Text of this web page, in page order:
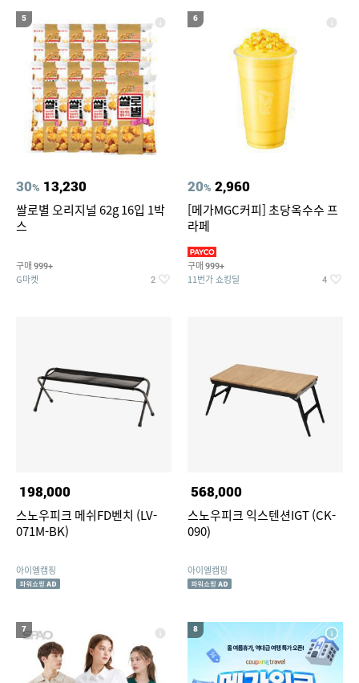
5
30% 13,230
쌀로별 오리지널 62g 16입 1박
스
구매 999+
G마켓 2
6
20% 2,960
[메가MGC커피] 초당옥수수 프
라페
구매 999+
11번가 쇼킹딜 4
198,000
스노우피크 메쉬FD벤치 (LV-
071M-BK)
아이엘캠핑
568,000
스노우피크 익스텐션IGT (CK-
090)
아이엘캠핑
7 8